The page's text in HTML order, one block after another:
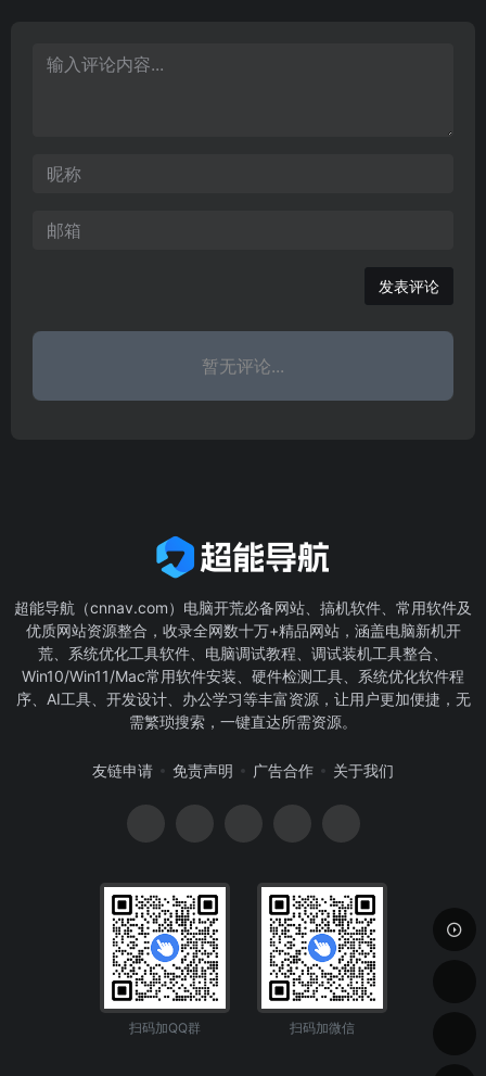
象。
网。
发表评论
暂无评论...
超能导航（cnnav.com）电脑开荒必备网站、搞机软件、常用软件及
优质网站资源整合，收录全网数十万+精品网站，涵盖电脑新机开
荒、系统优化工具软件、电脑调试教程、调试装机工具整合、
Win10/Win11/Mac常用软件安装、硬件检测工具、系统优化软件程
序、AI工具、开发设计、办公学习等丰富资源，让用户更加便捷，无
需繁琐搜索，一键直达所需资源。
友链申请 免责声明 广告合作 关于我们
扫码加QQ群 扫码加微信